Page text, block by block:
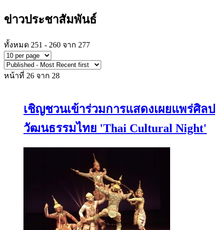
ข่าวประชาสัมพันธ์
ทั้งหมด 251 - 260 จาก 277
หน้าที่ 26 จาก 28
เชิญชวนเข้าร่วมการแสดงเผยแพร่ศิลป
วัฒนธรรมไทย 'Thai Cultural Night'